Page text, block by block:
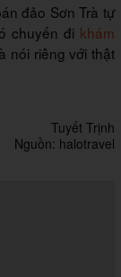
đảo Sơn Trà tự
chuyến đi khám
nói riêng với thật
Tuyết Trịnh
Nguồn: halotravel